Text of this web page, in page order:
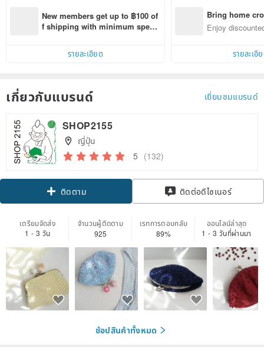
New members get up to ฿100 of
f shipping with minimum spen
within 7 days!
รายละเอียด
Bring home
n with ease
Enjoy
รายละเอี
เกี่ยวกับแบรนด์ เยี่ยมชมแบรนด์
SHOP2155
ญี่ปุ่น
5 (132)
ติดตาม ติดต่อดีไซเนอร์
เตรียมจัดส่ง
1 - 3 วัน
จำนวนผู้ติดตาม
925
เรทการตอบกลับ
89%
ออนไลน์ล่าสุด
1 - 3 วันที่ผ่านมา
ช้อปสินค้าทั้งหมด